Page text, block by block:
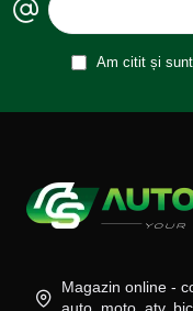
Am citit și
Magazin online -